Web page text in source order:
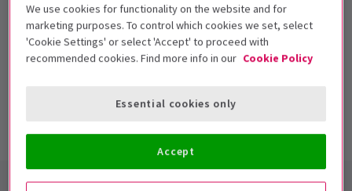
rotas (Teatro Charing Cross); El elefante del mago (RSC) y
la pelea aérea (Southwark Playhouse).
Los conciertos incluyen:Sondheim, La hija del relojero,
We use cookies for functionality on the website and for
marketing purposes. To control which cookies we set, select
'Cookie Settings' or select 'Accept' to proceed with
recommended cookies. Find more info in our Cookie Policy
Essential cookies only
Accept